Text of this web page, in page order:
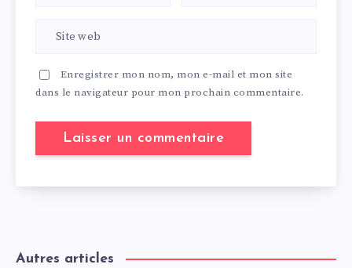
Enregistrer mon nom, mon e-mail et mon site
dans le navigateur pour mon prochain commentaire.
Autres articles